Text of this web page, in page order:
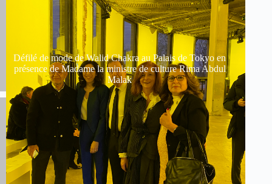
Défilé de mode de Walid Chakra au Palais de Tokyo en
présence de Madame la ministre de culture Rima Abdul
Malak